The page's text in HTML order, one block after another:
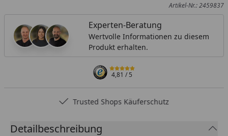
Artikel-Nr.: 2459837
Experten-Beratung
Wertvolle Informationen zu diesem
Produkt erhalten.
4,81/ 5
Trusted Shops Käuferschutz
Detailbeschreibung